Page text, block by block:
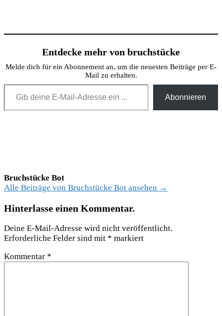
Entdecke mehr von bruchstücke
Melde dich für ein Abonnement an, um die neuesten Beiträge per E-
Mail zu erhalten.
Gib deine E-Mail-Adresse ein ...
Abonnieren
Bruchstücke Bot
Alle Beiträge von Bruchstücke Bot ansehen →
Hinterlasse einen Kommentar.
Deine E-Mail-Adresse wird nicht veröffentlicht.
Erforderliche Felder sind mit * markiert
Kommentar *